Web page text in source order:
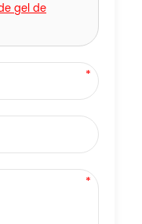
gel de